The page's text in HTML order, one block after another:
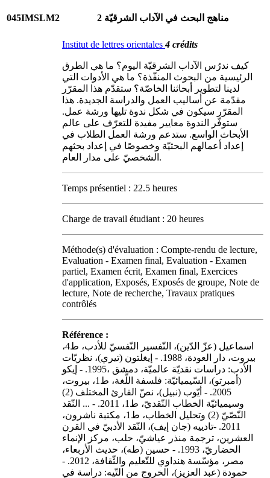
045IMSLM2 مناهج البحث في الآداب الشرقيّة 2
Institut de lettres orientales4 crédits
كيف ندرُس الآداب الشرقيّة اليوم؟ ما هي الطرق
الرئيسية من البحوث المنفّذة؟ ما هي الأدوات التي
لدينا لتطوير أبحاثنا الخاصّة؟ ستقدّم هذا المقرّر
مقدّمة عن أساليب العمل والدراسة الجديدة. هذا
المقرّر سيكون في شكل ندوة تليها ورشة عمل.
ستوفّر الندوة معايير مفيدة للتعرّف على عالم
الأبحاث الواسع. ستدعم ورشة العمل الطلاب في
إعداد أعمالهم البحثيّة وخصوصًا في إعداد بحثهم
الشخصيّ على مدار العام.
Temps présentiel : 22.5 heures
Charge de travail étudiant : 20 heures
Méthode(s) d'évaluation : Compte-rendu de lecture,
Evaluation - Examen final, Evaluation - Examen
partiel, Examen écrit, Examen final, Exercices
d'application, Exposés, Exposés de groupe, Note de
lecture, Note de recherche, Travaux pratiques
contrôlés
Référence :
اسماعيل (عزّ الدّين)، التّفسير النّفسيّ للأدب، ط4،
بيروت، دار العودة، 1988. - إيغلتون (تيري)، نظريّات
الأدب: دراسات نقديّة عالميّة، دمشق ،1995. - إيكو
(أمبرتو)، السّيميائيّة: فلسفة اللّغة، ط1، بيروت،
2005. - أيّوب (نبيل)، نصّ القارئ المختلف (2)
وسيميائيّة الخطاب النّقديّ، ط1، 2011. - ... النّقد
النّصّيّ (2) وتحليل الخطاب، ط1، مكتبة ناشرون،
2011. -تادييه (جان إيف)، النّقد الأدبيّ في القرن
العشرين، ترجمة منذر عياشيّ، حلب، مركز الإنماء
الحضاريّ، 1993. - حسين (طه)، حديث الأربعاء،
مصر، مؤسّسة هنداوي للتّعليم والثّقافة، 2012. -
حمودة (عبد العزيز)، الخروج من التّيه: دراسة في